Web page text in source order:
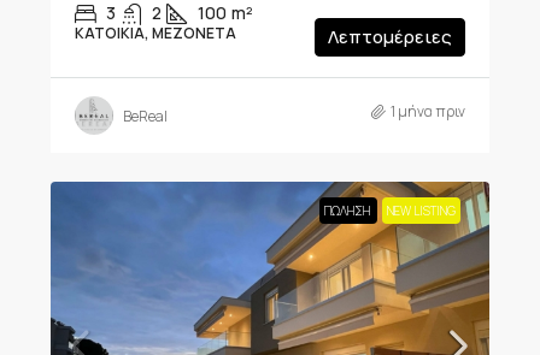
3 2 100 m²
ΚΑΤΟΙΚΊΑ, ΜΕΖΟΝΈΤΑ Λεπτομέρειες
BeReal 1 μήνα πριν
ΠΏΛΗΣΗ NEW LISTING